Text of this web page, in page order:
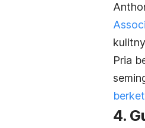
Pria
4.